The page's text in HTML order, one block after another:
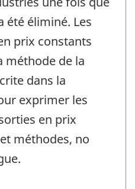
éliminé. Les
prix constants
méthode de la
dans la
exprimer les
en prix
méthodes, no